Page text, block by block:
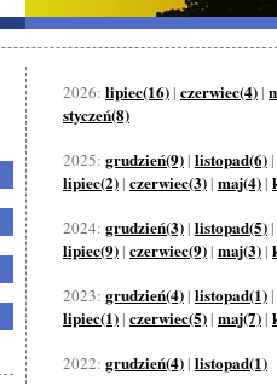
2026: lipiec(16) | czerwiec(4) |
styczeń(8)
2025: grudzień(9) | listopad(6) |
lipiec(2) | czerwiec(3) | maj(4) |
2024: grudzień(3) | listopad(5) |
lipiec(9) | czerwiec(9) | maj(3) |
2023: grudzień(4) | listopad(1) |
lipiec(1) | czerwiec(5) | maj(7) |
2022: grudzień(4) | listopad(1)